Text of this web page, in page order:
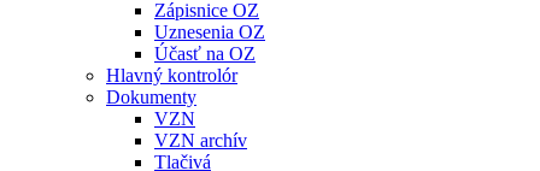
Zápisnice OZ
Uznesenia OZ
Účasť na OZ
Hlavný kontrolór
Dokumenty
VZN
VZN archív
Tlačivá